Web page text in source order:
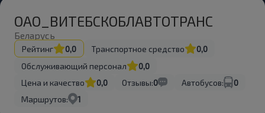
ОАО_ВИТЕБСКОБЛАВТОТРАНС
Беларусь
Рейтинг 0,0 Транспортное средство
0,0
Обслуживающий персонал
0,0
Цена и качество
0,0 Отзывы:0 Автобусов:
0
Маршрутов:
1